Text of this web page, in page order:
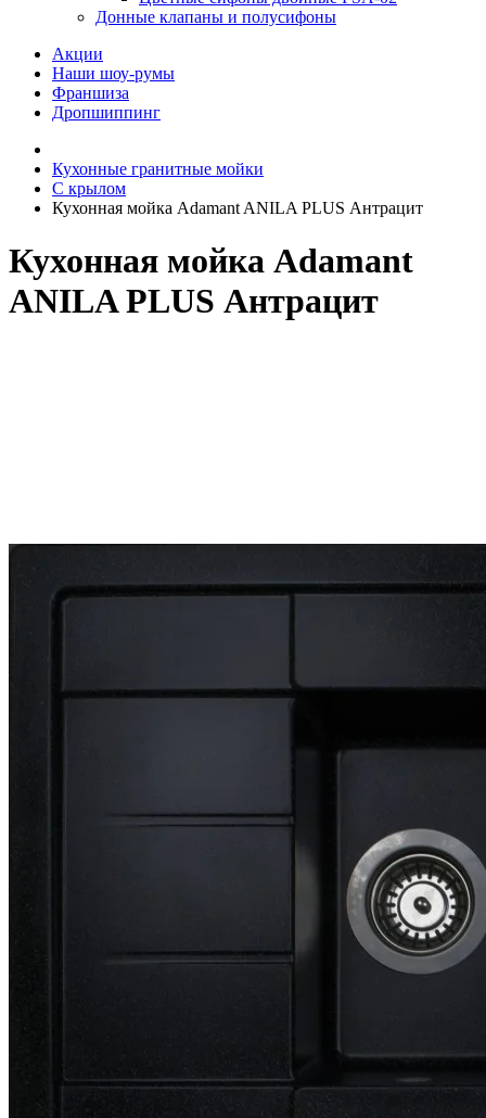
Донные клапаны и полусифоны
Акции
Наши шоу-румы
Франшиза
Дропшиппинг
Кухонные гранитные мойки
С крылом
Кухонная мойка Adamant ANILA PLUS Антрацит
Кухонная мойка Adamant
ANILA PLUS Антрацит